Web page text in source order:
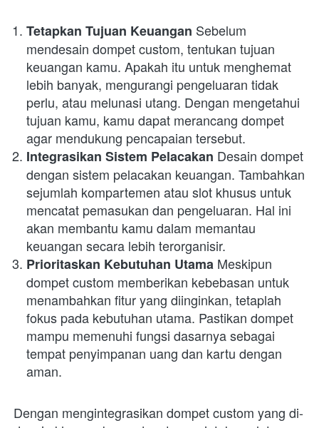
Tetapkan Tujuan Keuangan Sebelum
mendesain dompet custom, tentukan tujuan
keuangan kamu. Apakah itu untuk menghemat
lebih banyak, mengurangi pengeluaran tidak
perlu, atau melunasi utang. Dengan mengetahui
tujuan kamu, kamu dapat merancang dompet
agar mendukung pencapaian tersebut.
Integrasikan Sistem Pelacakan Desain dompet
dengan sistem pelacakan keuangan. Tambahkan
sejumlah kompartemen atau slot khusus untuk
mencatat pemasukan dan pengeluaran. Hal ini
akan membantu kamu dalam memantau
keuangan secara lebih terorganisir.
Prioritaskan Kebutuhan Utama Meskipun
dompet custom memberikan kebebasan untuk
menambahkan fitur yang diinginkan, tetaplah
fokus pada kebutuhan utama. Pastikan dompet
mampu memenuhi fungsi dasarnya sebagai
tempat penyimpanan uang dan kartu dengan
aman.
Dengan mengintegrasikan dompet custom yang di-